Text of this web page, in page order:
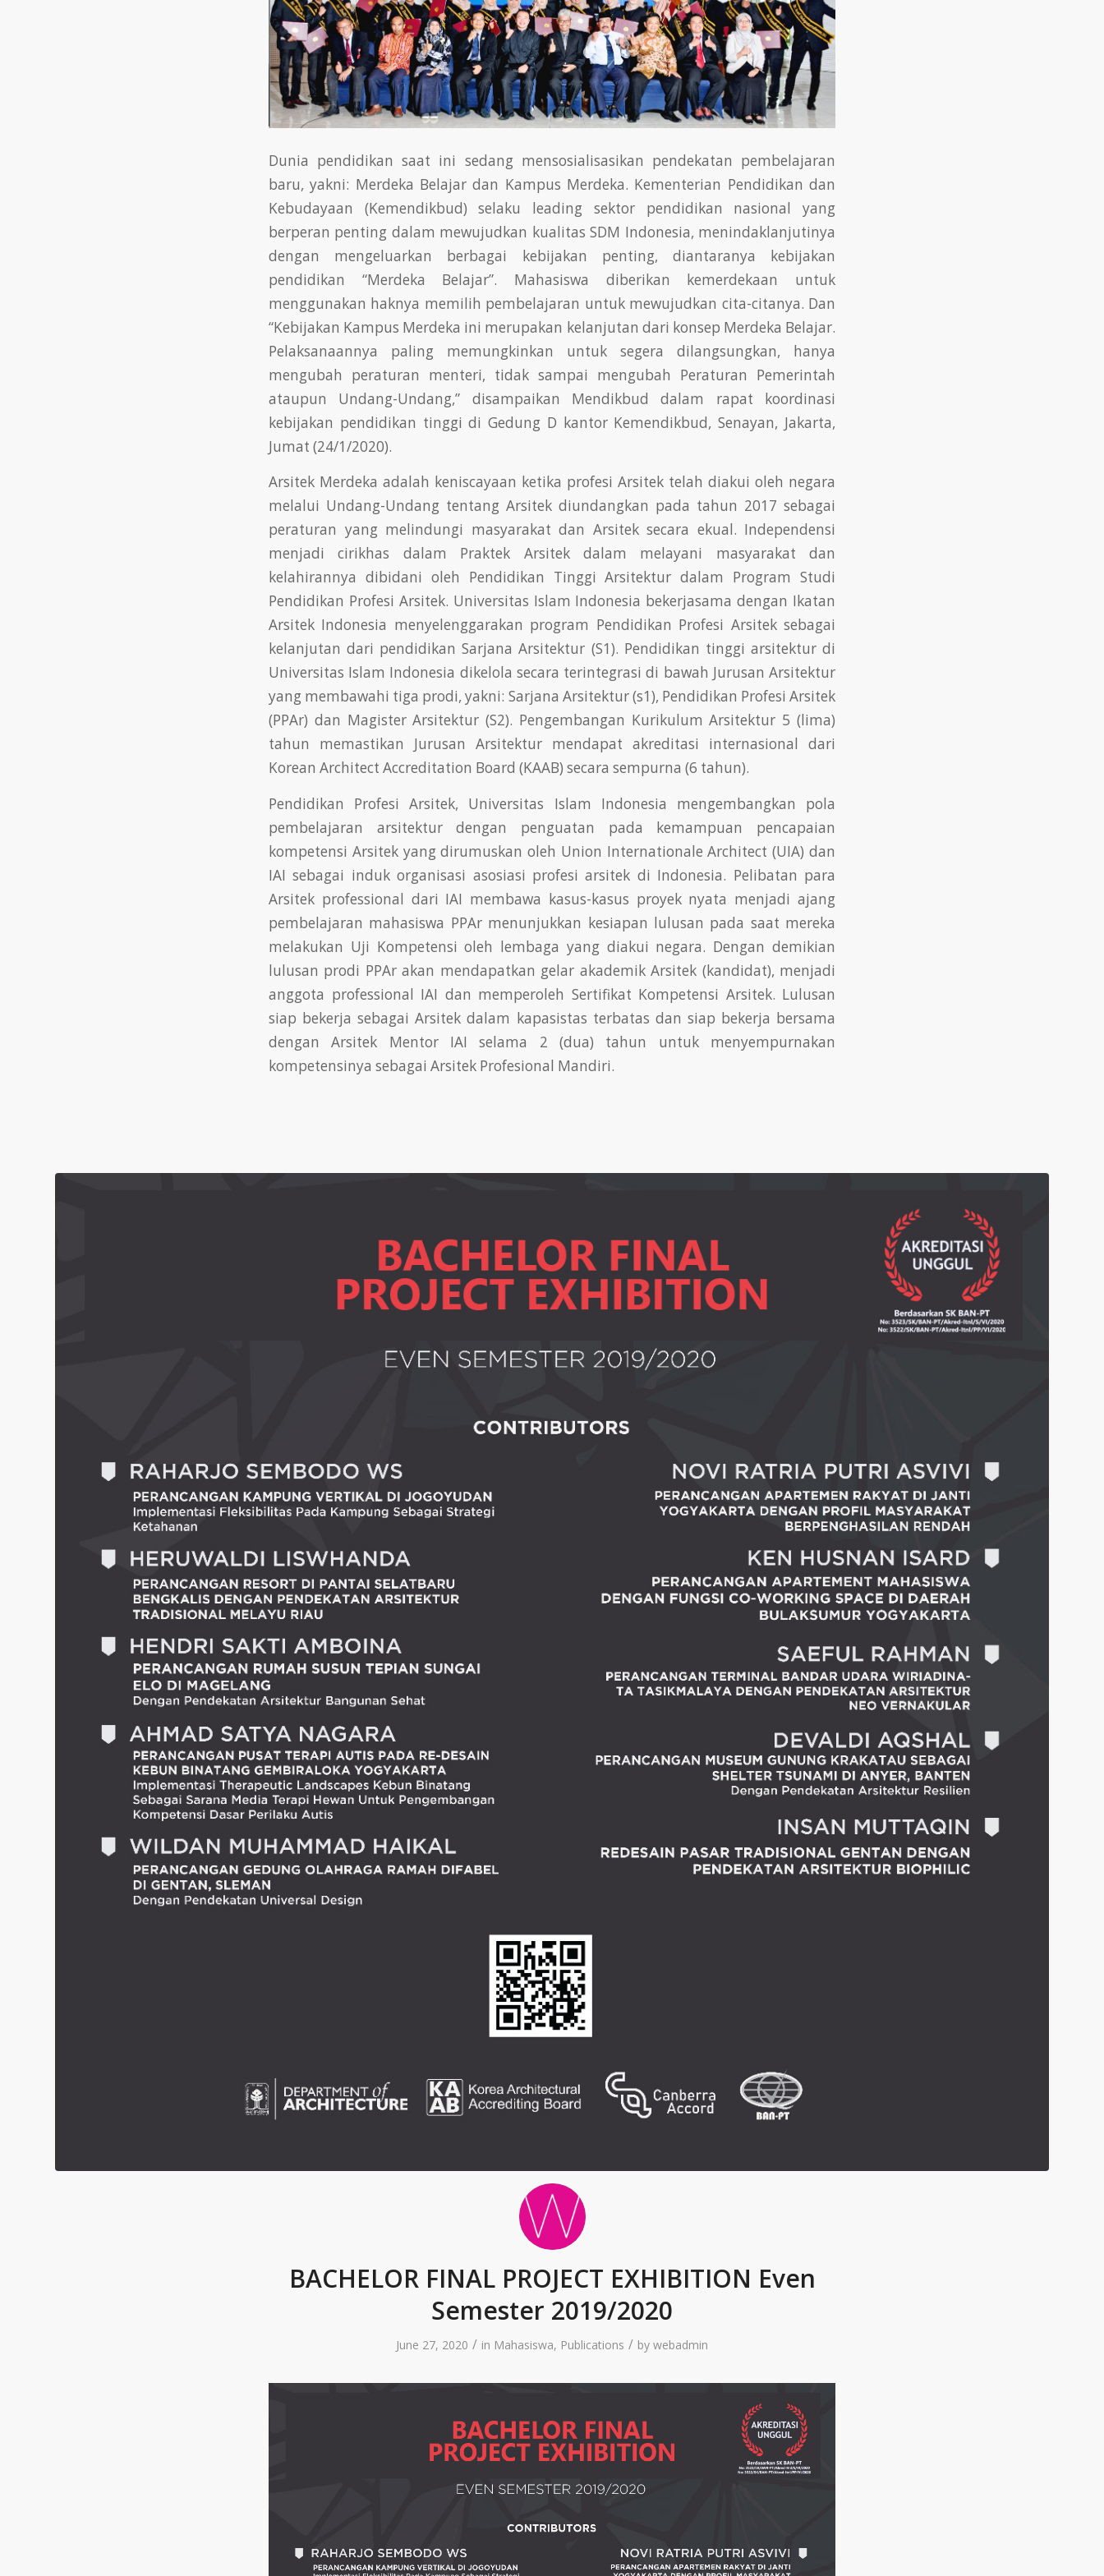
Dunia pendidikan saat ini sedang mensosialisasikan pendekatan pembelajaran
baru, yakni: Merdeka Belajar dan Kampus Merdeka. Kementerian Pendidikan dan
Kebudayaan (Kemendikbud) selaku leading sektor pendidikan nasional yang
berperan penting dalam mewujudkan kualitas SDM Indonesia, menindaklanjutinya
dengan mengeluarkan berbagai kebijakan penting, diantaranya kebijakan
pendidikan “Merdeka Belajar”. Mahasiswa diberikan kemerdekaan untuk
menggunakan haknya memilih pembelajaran untuk mewujudkan cita-citanya. Dan
“Kebijakan Kampus Merdeka ini merupakan kelanjutan dari konsep Merdeka Belajar.
Pelaksanaannya paling memungkinkan untuk segera dilangsungkan, hanya
mengubah peraturan menteri, tidak sampai mengubah Peraturan Pemerintah
ataupun Undang-Undang,” disampaikan Mendikbud dalam rapat koordinasi
kebijakan pendidikan tinggi di Gedung D kantor Kemendikbud, Senayan, Jakarta,
Jumat (24/1/2020).
Arsitek Merdeka adalah keniscayaan ketika profesi Arsitek telah diakui oleh negara
melalui Undang-Undang tentang Arsitek diundangkan pada tahun 2017 sebagai
peraturan yang melindungi masyarakat dan Arsitek secara ekual. Independensi
menjadi cirikhas dalam Praktek Arsitek dalam melayani masyarakat dan
kelahirannya dibidani oleh Pendidikan Tinggi Arsitektur dalam Program Studi
Pendidikan Profesi Arsitek. Universitas Islam Indonesia bekerjasama dengan Ikatan
Arsitek Indonesia menyelenggarakan program Pendidikan Profesi Arsitek sebagai
kelanjutan dari pendidikan Sarjana Arsitektur (S1). Pendidikan tinggi arsitektur di
Universitas Islam Indonesia dikelola secara terintegrasi di bawah Jurusan Arsitektur
yang membawahi tiga prodi, yakni: Sarjana Arsitektur (s1), Pendidikan Profesi Arsitek
(PPAr) dan Magister Arsitektur (S2). Pengembangan Kurikulum Arsitektur 5 (lima)
tahun memastikan Jurusan Arsitektur mendapat akreditasi internasional dari
Korean Architect Accreditation Board (KAAB) secara sempurna (6 tahun).
Pendidikan Profesi Arsitek, Universitas Islam Indonesia mengembangkan pola
pembelajaran arsitektur dengan penguatan pada kemampuan pencapaian
kompetensi Arsitek yang dirumuskan oleh Union Internationale Architect (UIA) dan
IAI sebagai induk organisasi asosiasi profesi arsitek di Indonesia. Pelibatan para
Arsitek professional dari IAI membawa kasus-kasus proyek nyata menjadi ajang
pembelajaran mahasiswa PPAr menunjukkan kesiapan lulusan pada saat mereka
melakukan Uji Kompetensi oleh lembaga yang diakui negara. Dengan demikian
lulusan prodi PPAr akan mendapatkan gelar akademik Arsitek (kandidat), menjadi
anggota professional IAI dan memperoleh Sertifikat Kompetensi Arsitek. Lulusan
siap bekerja sebagai Arsitek dalam kapasistas terbatas dan siap bekerja bersama
dengan Arsitek Mentor IAI selama 2 (dua) tahun untuk menyempurnakan
kompetensinya sebagai Arsitek Profesional Mandiri.
BACHELOR FINAL PROJECT EXHIBITION Even
Semester 2019/2020
June 27, 2020 / in Mahasiswa, Publications / by webadmin